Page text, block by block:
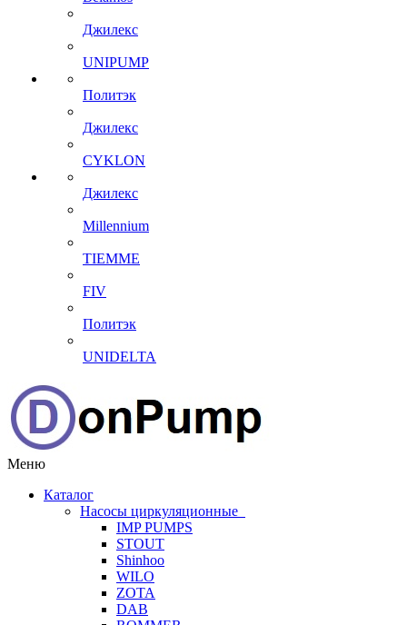
Джилекс
UNIPUMP
Политэк
Джилекс
CYKLON
Джилекс
Millennium
TIEMME
FIV
Политэк
UNIDELTA
Меню
Каталог
Насосы циркуляционные
IMP PUMPS
STOUT
Shinhoo
WILO
ZOTA
DAB